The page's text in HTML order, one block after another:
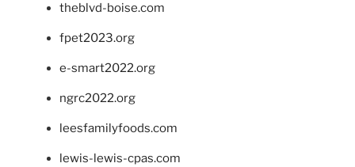
theblvd-boise.com
fpet2023.org
e-smart2022.org
ngrc2022.org
leesfamilyfoods.com
lewis-lewis-cpas.com